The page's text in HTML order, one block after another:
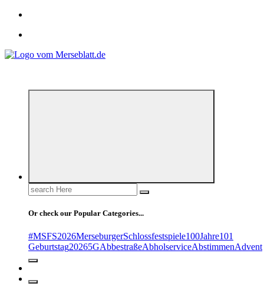
Search
for:
Or check our Popular Categories...
#MSFS2026MerseburgerSchlossfestspiele100Jahre101
Geburtstag20265GAbbestraßeAbholserviceAbstimmenAdvent